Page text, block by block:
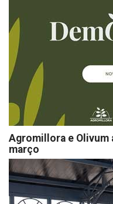
Agromillora e Olivum
março